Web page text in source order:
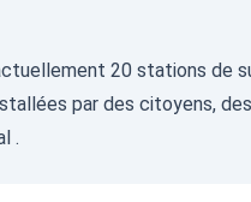
20 stations
par des citoyens,
.